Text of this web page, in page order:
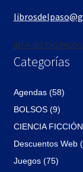
INT-A-002 FAQ
Categorías
Agendas (58)
BOLSOS (9)
CIENCIA
Descuentos Web
Juegos (75)